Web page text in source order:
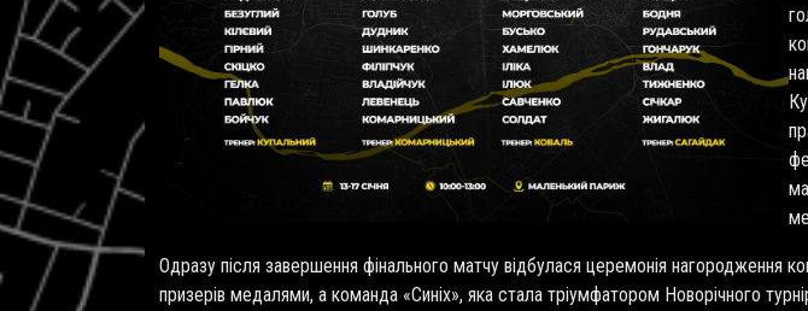
Одразу після завершення фінального матчу відбулася церемонія нагородження
призерів медалями, а команда «Синіх», яка стала тріумфатором Новорічного